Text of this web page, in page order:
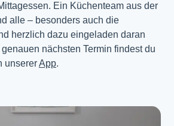
Ein Küchenteam aus der
alle – besonders auch die
herzlich dazu eingeladen daran
nächsten Termin findest du
unserer App.